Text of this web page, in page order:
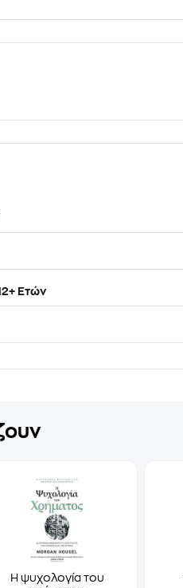
Ετών
Η ψυχολογία του